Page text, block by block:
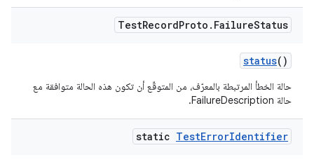
TestRecordProto . FailureStatus
status()
حالة الخطأ المرتبطة بالمعرّف، من المتوقّع أن تكون هذه الحالة متوافقة مع
حالة FailureDescription.
static TestErrorIdentifier